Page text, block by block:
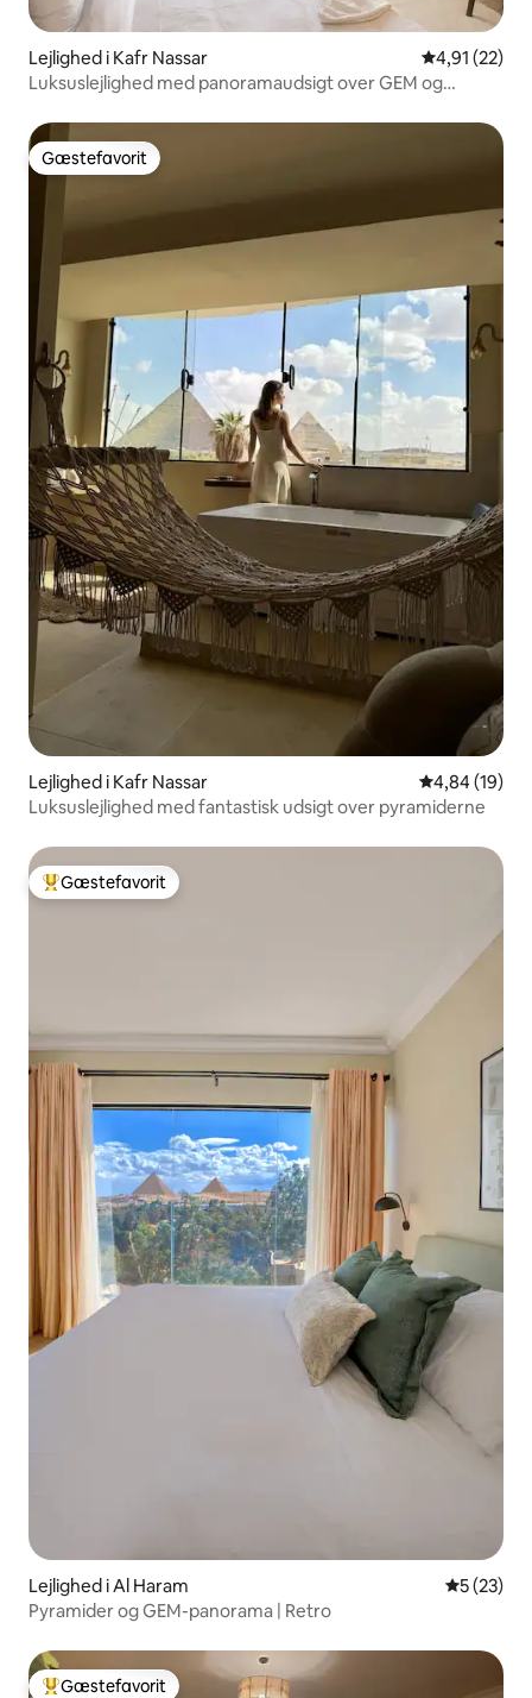
Lejlighed i Kafr Nassar 4,91 ud af 5
4,91 (22)
Luksuslejlighed med panoramaudsigt over GEM og
Gæstefavorit
Gæstefavorit
Lejlighed i Kafr Nassar 4,84 ud af 5 i
4,84 (19)
Luksuslejlighed med fantastisk udsigt over pyramiderne
Bedste gæstefavorit
Gæstefavorit
Lejlighed i Al Haram 5 ud af 5 i
5 (23)
Pyramider og GEM-panorama | Retro
Gæstefavorit